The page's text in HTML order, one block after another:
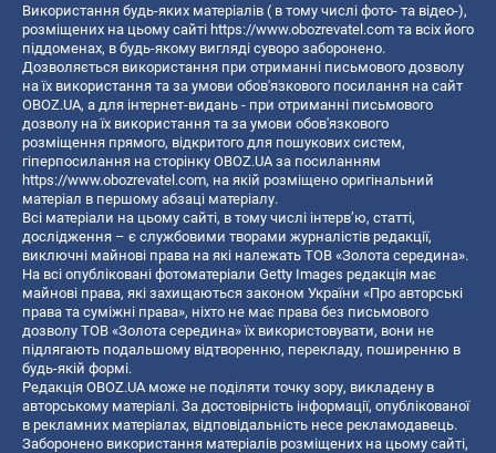
Використання будь-яких матеріалів ( в тому числі фото- та відео-),
розміщених на цьому сайті https://www.obozrevatel.com та всіх його
піддоменах, в будь-якому вигляді суворо заборонено.
Дозволяється використання при отриманні письмового дозволу
на їх використання та за умови обов'язкового посилання на сайт
OBOZ.UA, а для інтернет-видань - при отриманні письмового
дозволу на їх використання та за умови обов'язкового
розміщення прямого, відкритого для пошукових систем,
гіперпосилання на сторінку OBOZ.UA за посиланням
https://www.obozrevatel.com, на якій розміщено оригінальний
матеріал в першому абзаці матеріалу.
Всі матеріали на цьому сайті, в тому числі інтерв’ю, статті,
дослідження – є службовими творами журналістів редакції,
виключні майнові права на які належать ТОВ «Золота середина».
На всі опубліковані фотоматеріали Getty Images редакція має
майнові права, які захищаються законом України «Про авторські
права та суміжні права», ніхто не має права без письмового
дозволу ТОВ «Золота середина» їх використовувати, вони не
підлягають подальшому відтворенню, перекладу, поширенню в
будь-якій формі.
Редакція OBOZ.UA може не поділяти точку зору, викладену в
авторському матеріалі. За достовірність інформації, опублікованої
в рекламних матеріалах, відповідальність несе рекламодавець.
Заборонено використання матеріалів розміщених на цьому сайті,